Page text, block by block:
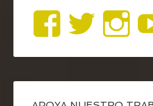
Ver
perfil
de
Ver
de